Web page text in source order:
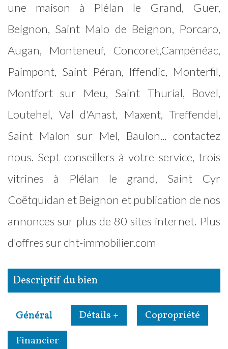
une maison à Plélan le Grand, Guer,
Beignon, Saint Malo de Beignon, Porcaro,
Augan, Monteneuf, Concoret,Campénéac,
Paimpont, Saint Péran, Iffendic, Monterfil,
Montfort sur Meu, Saint Thurial, Bovel,
Loutehel, Val d'Anast, Maxent, Treffendel,
Saint Malon sur Mel, Baulon... contactez
nous. Sept conseillers à votre service, trois
vitrines à Plélan le grand, Saint Cyr
Coëtquidan et Beignon et publication de nos
annonces sur plus de 80 sites internet. Plus
d'offres sur cht-immobilier.com
descriptif du bien
Général Détails +
Copropriété
Financier